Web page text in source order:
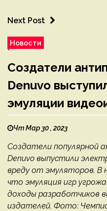
Next Post
Новости
Создатели
Denuvo
эмуляции
Чт Мар 30 , 2023
Создатели популярной
Denuvo выпустили
вреду от эмуляторов.
что эмуляция игр
доходы разработчиков
издателей. Фото: